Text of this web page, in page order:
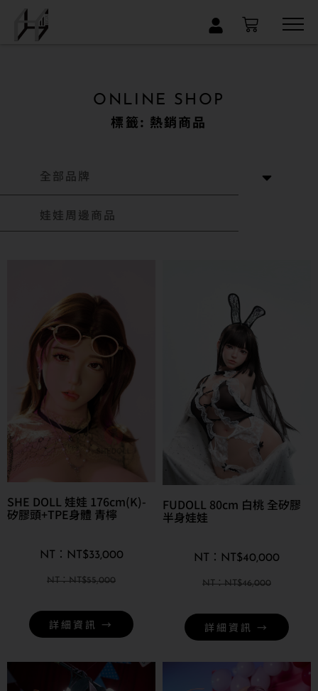
×
ONLINE SHOP
標籤: 熱銷商品
全部品牌
娃娃周邊商品
SHE DOLL 娃娃 176cm(K)-
矽膠頭+TPE身體 青檸
NT$55,000
NT$33,000
詳細資訊 →
FUDOLL 80cm 白桃 全矽膠
半身娃娃
NT$46,000
NT$40,000
詳細資訊 →